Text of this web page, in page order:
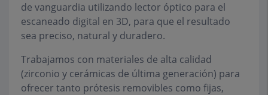
de vanguardia utilizando lector óptico para el
escaneado digital en 3D, para que el resultado
sea preciso, natural y duradero.
Trabajamos con materiales de alta calidad
(zirconio y cerámicas de última generación) para
ofrecer tanto prótesis removibles como fijas,